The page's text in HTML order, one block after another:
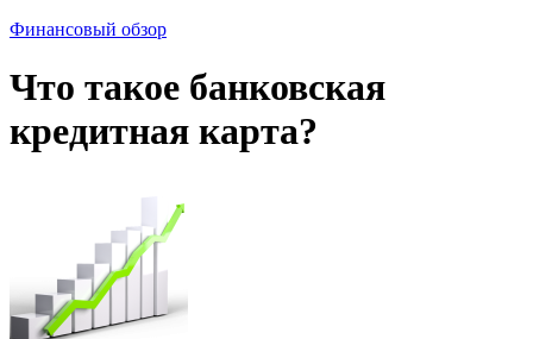
Финансовый обзор
Что такое банковская
кредитная карта?